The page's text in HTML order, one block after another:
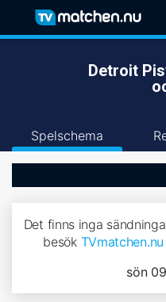
Detroit
Spelschema
Det finns inga
besök TVmatchen.nu
sön